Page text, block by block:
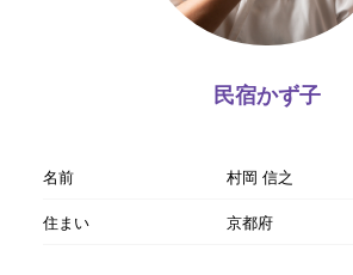
民宿かず子
名前
村岡 信之
住まい
京都府